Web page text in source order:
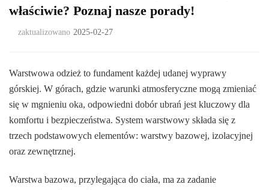
właściwie? Poznaj nasze porady!
zaktualizowano 2025-02-27
Warstwowa odzież to fundament każdej udanej wyprawy
górskiej. W górach, gdzie warunki atmosferyczne mogą zmieniać
się w mgnieniu oka, odpowiedni dobór ubrań jest kluczowy dla
komfortu i bezpieczeństwa. System warstwowy składa się z
trzech podstawowych elementów: warstwy bazowej, izolacyjnej
oraz zewnętrznej.
Warstwa bazowa, przylegająca do ciała, ma za zadanie